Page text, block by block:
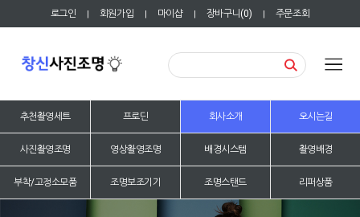
로그인 | 회원가입 | 마이샵 | 장바구니(0) | 주문조회
추천촬영세트 프로딘 회사소개 오시는길
사진촬영조명 영상촬영조명 배경시스템 촬영배경
부착/고정소모품 조명보조기기 조명스탠드 리퍼상품